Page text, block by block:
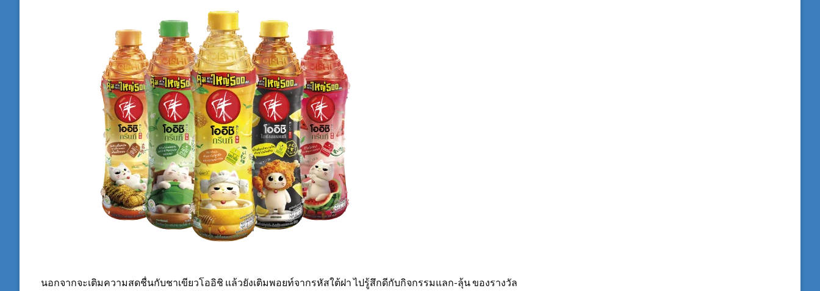
นอกจากจะเติมความสดชื่นกับชาเขียวโออิชิ แล้วยังเติมพอยท์จากรหัสใต้ฝา ไปรู้สึกดีกับกิจกรรมแลก-ลุ้น ของรางวัล